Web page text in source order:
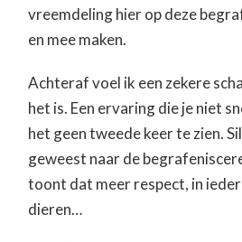
vreemdeling hier op deze
en mee maken.
Achteraf voel ik een zekere
het is. Een ervaring die je niet
het geen tweede keer te zien.
geweest naar de
toont dat meer respect, in
dieren…